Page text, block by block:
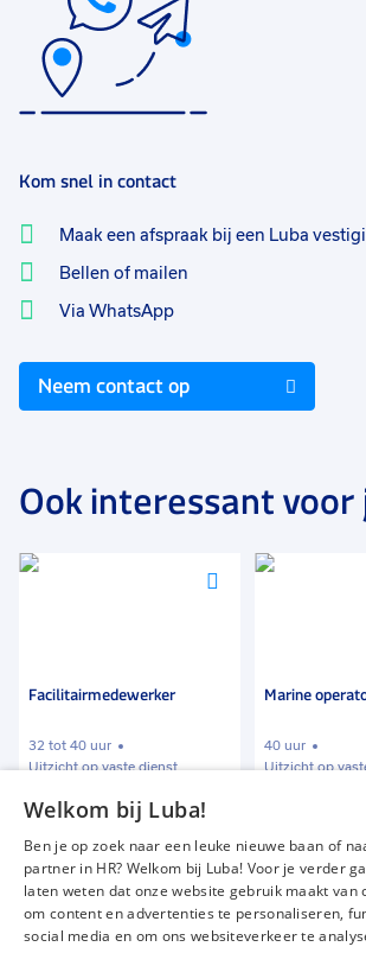
Kom snel in contact
Maak een afspraak bij een Luba
Bellen of mailen
Via WhatsApp
Neem contact op
Ook interessant voor
Voeg
Facilitairmedewerker
32 tot 40 uur
Uitzicht op vaste dienst
€ 12,00-€ 14,00 p.u.
Marine
40 uur
Uitzicht op
Vacatures
Over ons
Welkom bij Luba!
Ben je op zoek naar een leuke nieuwe baan of
partner in HR? Welkom bij Luba! Voor je verder
laten weten dat onze website gebruik maakt van
om content en advertenties te personaliseren,
social media en om ons websiteverkeer te